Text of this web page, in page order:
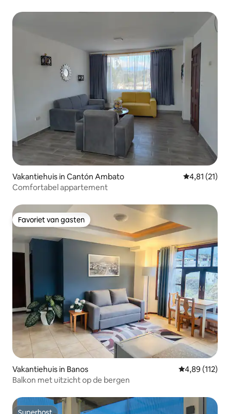
Vakantiehuis in Cantón Ambato Gemiddelde
4,81 (21)
Comfortabel appartement
Favoriet van gasten
Favoriet van gasten
Vakantiehuis in Banos Gemiddelde
4,89 (112)
Balkon met uitzicht op de bergen